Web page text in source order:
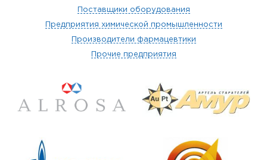
Поставщики оборудования
Предприятия химической промышленности
Производители фармацевтики
Прочие предприятия